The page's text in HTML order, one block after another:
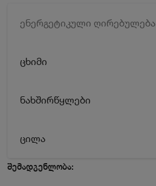
ენერგეტიკული ღირებულება
ცხიმი
ნახშირწყლები
ცილა
შემადგენლობა: